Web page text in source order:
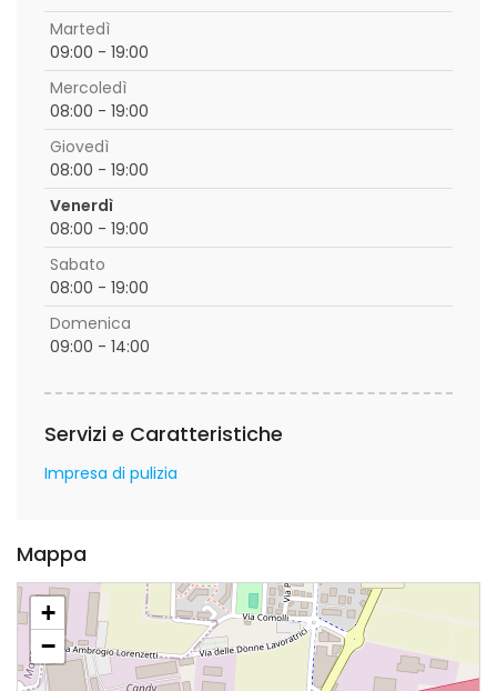
Martedì
09:00 - 19:00
Mercoledì
08:00 - 19:00
Giovedì
08:00 - 19:00
Venerdì
08:00 - 19:00
Sabato
08:00 - 19:00
Domenica
09:00 - 14:00
Servizi e Caratteristiche
Impresa di pulizia
Mappa
+
−